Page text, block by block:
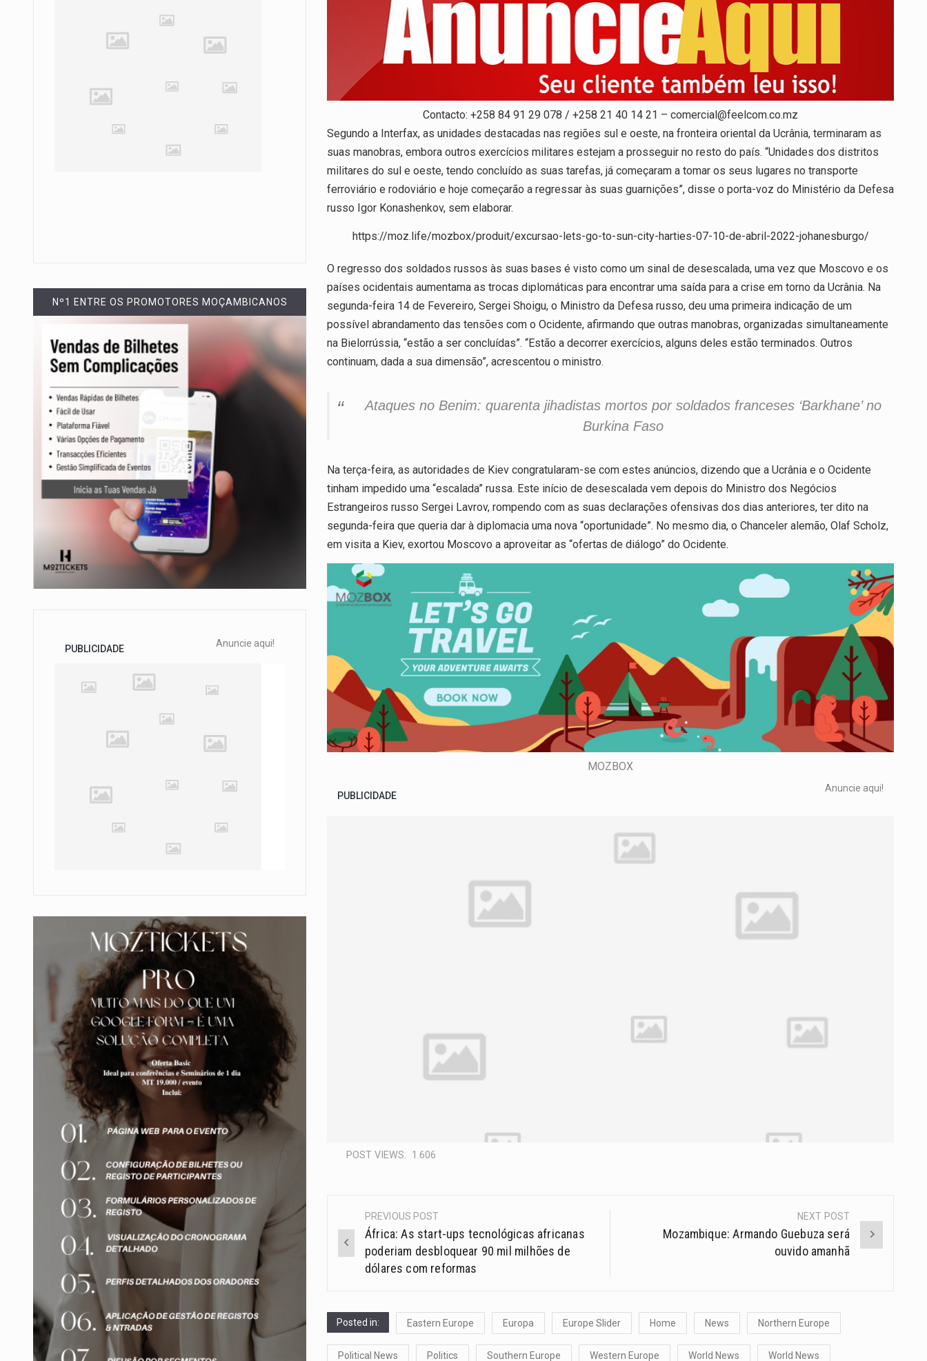
Contacto: +258 84 91 29 078 / +258 21 40 14 21 – comercial@feelcom.co.mz
Segundo a Interfax, as unidades destacadas nas regiões sul e oeste, na fronteira oriental da Ucrânia, terminaram as
suas manobras, embora outros exercícios militares estejam a prosseguir no resto do país. “Unidades dos distritos
militares do sul e oeste, tendo concluído as suas tarefas, já começaram a tomar os seus lugares no transporte
ferroviário e rodoviário e hoje começarão a regressar às suas guarnições”, disse o porta-voz do Ministério da Defesa
russo Igor Konashenkov, sem elaborar.
https://moz.life/mozbox/produit/excursao-lets-go-to-sun-city-harties-07-10-de-abril-2022-johanesburgo/
O regresso dos soldados russos às suas bases é visto como um sinal de desescalada, uma vez que Moscovo e os
países ocidentais aumentama as trocas diplomáticas para encontrar uma saída para a crise em torno da Ucrânia. Na
segunda-feira 14 de Fevereiro, Sergei Shoigu, o Ministro da Defesa russo, deu uma primeira indicação de um
possível abrandamento das tensões com o Ocidente, afirmando que outras manobras, organizadas simultaneamente
na Bielorrússia, “estão a ser concluídas”. “Estão a decorrer exercícios, alguns deles estão terminados. Outros
continuam, dada a sua dimensão”, acrescentou o ministro.
Ataques no Benim: quarenta jihadistas mortos por soldados franceses ‘Barkhane’ no
Burkina Faso
Na terça-feira, as autoridades de Kiev congratularam-se com estes anúncios, dizendo que a Ucrânia e o Ocidente
tinham impedido uma “escalada” russa. Este início de desescalada vem depois do Ministro dos Negócios
Estrangeiros russo Sergei Lavrov, rompendo com as suas declarações ofensivas dos dias anteriores, ter dito na
segunda-feira que queria dar à diplomacia uma nova “oportunidade”. No mesmo dia, o Chanceler alemão, Olaf Scholz,
em visita a Kiev, exortou Moscovo a aproveitar as “ofertas de diálogo” do Ocidente.
MOZBOX
PUBLICIDADE
Anuncie aqui!
POST VIEWS: 1.606
PREVIOUS POST
África: As start-ups tecnológicas africanas
poderiam desbloquear 90 mil milhões de
dólares com reformas
NEXT POST
Mozambique: Armando Guebuza será
ouvido amanhã
Posted in: Eastern Europe Europa Europe Slider Home News Northern Europe
Political News Politics Southern Europe Western Europe World News World News
Nº1 ENTRE OS PROMOTORES MOÇAMBICANOS
PUBLICIDADE Anuncie aqui!